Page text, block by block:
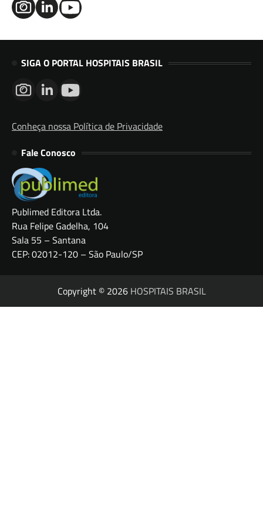
SIGA O PORTAL HOSPITAIS BRASIL
Conheça nossa Política de Privacidade
Fale Conosco
Publimed Editora Ltda.
Rua Felipe Gadelha, 104
Sala 55 – Santana
CEP: 02012-120 – São Paulo/SP
Copyright © 2026 HOSPITAIS BRASIL